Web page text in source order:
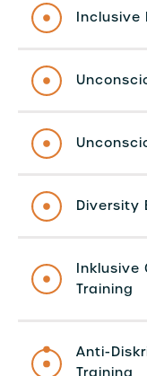
Inclusive
Diversity
Inklusive
Training
Anti-
Training